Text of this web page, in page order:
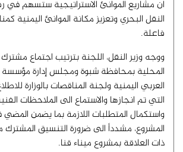
ان مشاريع الموانئ الاستراتيجية ستسهم في
النقل البحري وتعزيز مكانة الموانئ اليمنية
فاعلة.
ووجه وزير النقل، اللجنة بترتيب اجتماع
المحلية بمحافظة شبوة ومجلس إدارة مؤسسة
العربي اليمنية ولجنة المناقصات بالوزارة
التي تم انجازها والاستماع الى الملاحظات
واستكمال المتطلبات اللازمة بما يضمن
المشروع، مشدداً الى ضرورة التنسيق
ذات العلاقة بمشروع ميناء قنا.